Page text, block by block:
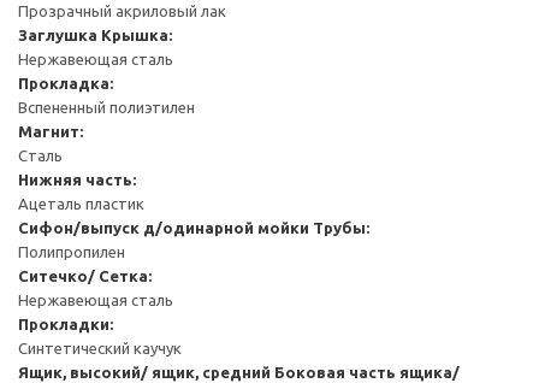
Прозрачный акриловый лак
Заглушка Крышка:
Нержавеющая сталь
Прокладка:
Вспененный полиэтилен
Магнит:
Сталь
Нижняя часть:
Ацеталь пластик
Сифон/выпуск д/одинарной мойки Трубы:
Полипропилен
Ситечко/ Сетка:
Нержавеющая сталь
Прокладки:
Синтетический каучук
Ящик, высокий/ ящик, средний Боковая часть ящика/